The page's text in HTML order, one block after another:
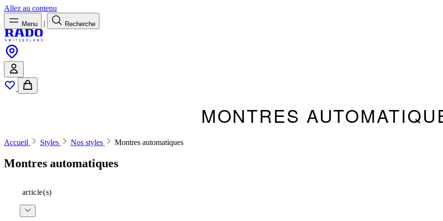
Allez au contenu
Menu | Recherche
MONTRES
Accueil Styles Nos styles Montres automatiques
Montres automatiques
article(s)